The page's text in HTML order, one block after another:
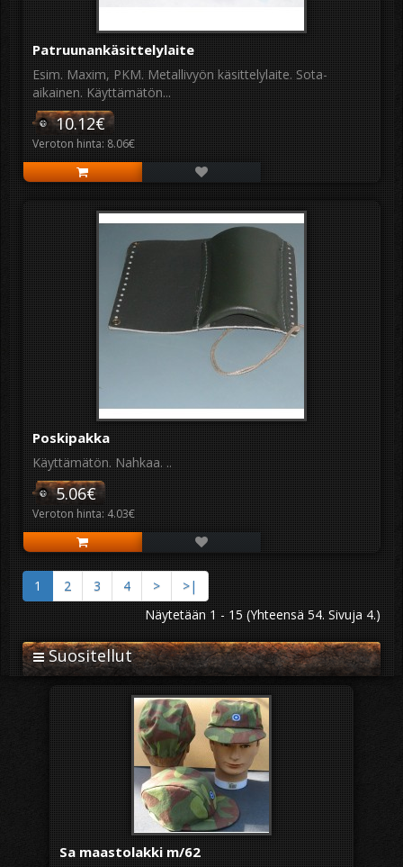
Patruunankäsittelylaite
Esim. Maxim, PKM. Metallivyön käsittelylaite. Sota-
aikainen. Käyttämätön...
10.12€
Veroton hinta: 8.06€
Poskipakka
Käyttämätön. Nahkaa. ..
5.06€
Veroton hinta: 4.03€
1 2 3 4 >
>|
Näytetään 1 - 15 (Yhteensä 54. Sivuja 4.)
Suositellut
Sa maastolakki m/62